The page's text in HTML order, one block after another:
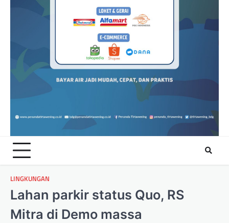
LINGKUNGAN
Lahan parkir status Quo, RS
Mitra di Demo massa